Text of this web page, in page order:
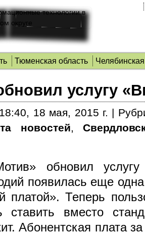
Тюменская область
услугу
18:40, 18 мая, 2015 г. |
новостей,
обновил
появилась еще
платой». Теперь
вместо
Абонентская плата